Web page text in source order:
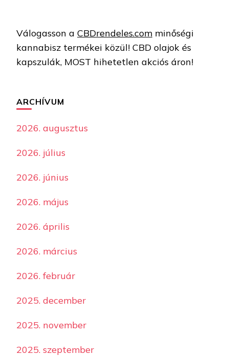
Válogasson a CBDrendeles.com minőségi
kannabisz termékei közül! CBD olajok és
kapszulák, MOST hihetetlen akciós áron!
ARCHÍVUM
2026. augusztus
2026. július
2026. június
2026. május
2026. április
2026. március
2026. február
2025. december
2025. november
2025. szeptember